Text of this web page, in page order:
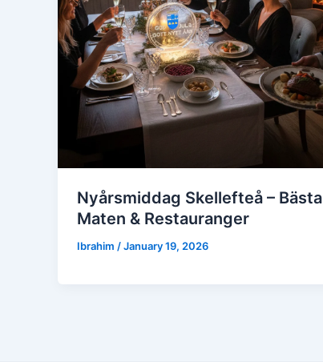
Nyårsmiddag Skellefteå – Bästa
Maten & Restauranger
Ibrahim /January 19, 2026